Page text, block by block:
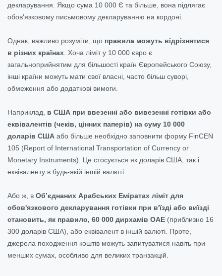
декларування. Якщо сума 10 000 Є та більше, вона підлягає
обов'язковому письмовому декларуванню на кордоні.
Однак, важливо розуміти, що правила можуть відрізнятися
в різних країнах . Хоча ліміт у 10 000 євро є
загальноприйнятим для більшості країн Європейського Союзу,
інші країни можуть мати свої власні, часто більш суворі,
обмеження або додаткові вимоги.
Наприклад,
в США при ввезенні або вивезенні готівки або
еквівалентів (чеків, цінних паперів) на суму 10 000
доларів США або більше необхідно заповнити форму FinCEN
105 (Report of International Transportation of Currency or
Monetary Instruments). Це стосується як доларів США, так і
еквіваленту в будь-якій іншій валюті.
Або ж, в Об’єднаних Арабських Еміратах ліміт для
обов'язкового декларування готівки при в'їзді або виїзді
становить, як правило, 60 000 дирхамів ОАЕ (приблизно 16
300 доларів США), або еквівалент в іншій валюті. Проте,
джерела походження коштів можуть запитуватися навіть при
менших сумах, особливо для великих транзакцій.